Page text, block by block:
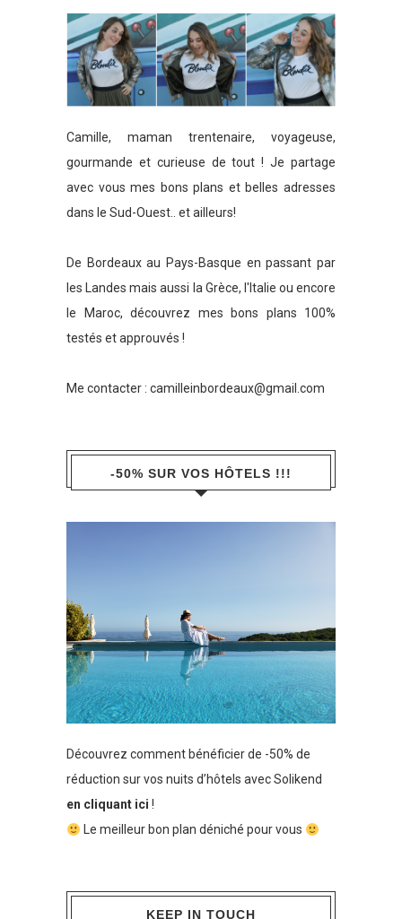
Camille, maman trentenaire, voyageuse,
gourmande et curieuse de tout ! Je partage
avec vous mes bons plans et belles adresses
dans le Sud-Ouest.. et ailleurs!
De Bordeaux au Pays-Basque en passant par
les Landes mais aussi la Grèce, l'Italie ou encore
le Maroc, découvrez mes bons plans 100%
testés et approuvés !
Me contacter : camilleinbordeaux@gmail.com
-50% SUR VOS HÔTELS !!!
Découvrez comment bénéficier de -50% de
réduction sur vos nuits d’hôtels avec Solikend
en cliquant ici !
Le meilleur bon plan déniché pour vous
KEEP IN TOUCH